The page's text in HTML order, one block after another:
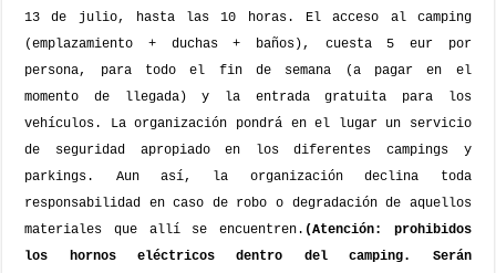
13 de julio, hasta las 10 horas.
El acceso al camping
(emplazamiento + duchas + baños), cuesta 5 eur por
persona, para todo el fin de semana (a pagar en el
momento de llegada) y la entrada gratuita para los
vehículos.
La organización pondrá en el lugar un servicio
de seguridad apropiado en los diferentes campings y
parkings. Aun así, la organización declina toda
responsabilidad en caso de robo o degradación de aquellos
materiales que allí se encuentren. (Atención: prohibidos
los hornos eléctricos dentro del camping. Serán